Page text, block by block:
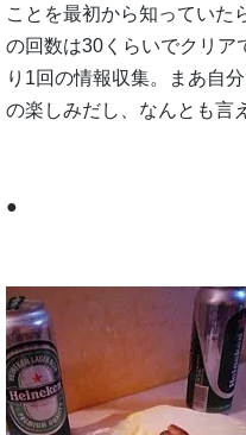
ことを最初から知っていた
の回数は30くらいでクリア
り1回の情報収集。まあ自
の楽しみだし、なんとも言
●